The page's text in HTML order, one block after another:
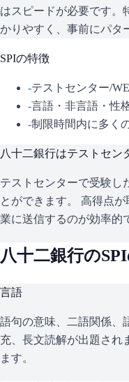
はスピードが必要です。
かりやすく、事前にパタ
SPIの特徴
-テストセンター/
-言語・非言語・性
-制限時間内に多く
八十二銀行はテストセン
テストセンターで受験し
とができます。 高得点
業に送信するのが効率的
八十二銀行のSPI
言語
語句の意味、二語関係、
充、長文読解が出題され
ます。